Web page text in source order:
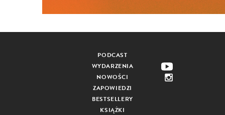
PODCAST
WYDARZENIA
NOWOŚCI
ZAPOWIEDZI
BESTSELLERY
KSIĄŻKI